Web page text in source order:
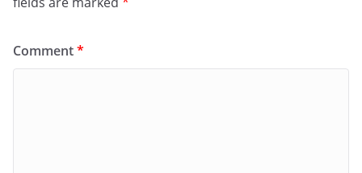
Comment*